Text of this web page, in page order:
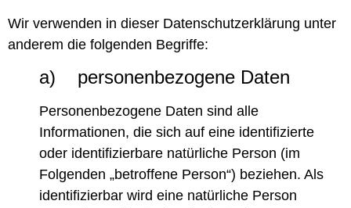
Wir verwenden in dieser Datenschutzerklärung unter
anderem die folgenden Begriffe:
a) personenbezogene Daten
Personenbezogene Daten sind alle
Informationen, die sich auf eine identifizierte
oder identifizierbare natürliche Person (im
Folgenden „betroffene Person“) beziehen. Als
identifizierbar wird eine natürliche Person